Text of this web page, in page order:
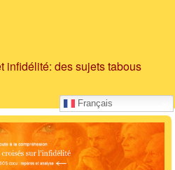
infidélité: des sujets tabous
Français